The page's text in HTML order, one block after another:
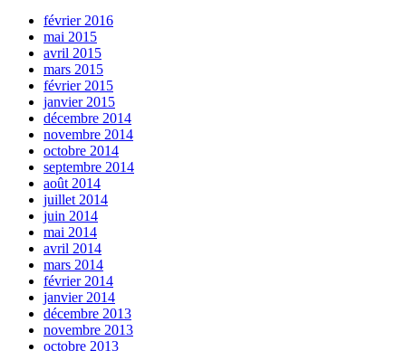
février 2016
mai 2015
avril 2015
mars 2015
février 2015
janvier 2015
décembre 2014
novembre 2014
octobre 2014
septembre 2014
août 2014
juillet 2014
juin 2014
mai 2014
avril 2014
mars 2014
février 2014
janvier 2014
décembre 2013
novembre 2013
octobre 2013